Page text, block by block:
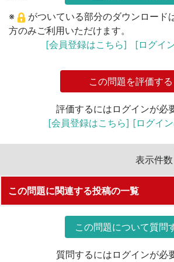
※
がついている部分のダウンロード
方のみご利用いただけます。
[会員登録はこちら]
[ログイ
この問題を評価する
評価するにはログインが必
[会員登録はこちら] [ログイ
表示件数
この問題に関連する投稿の一覧
この問題について質問
質問するにはログインが必